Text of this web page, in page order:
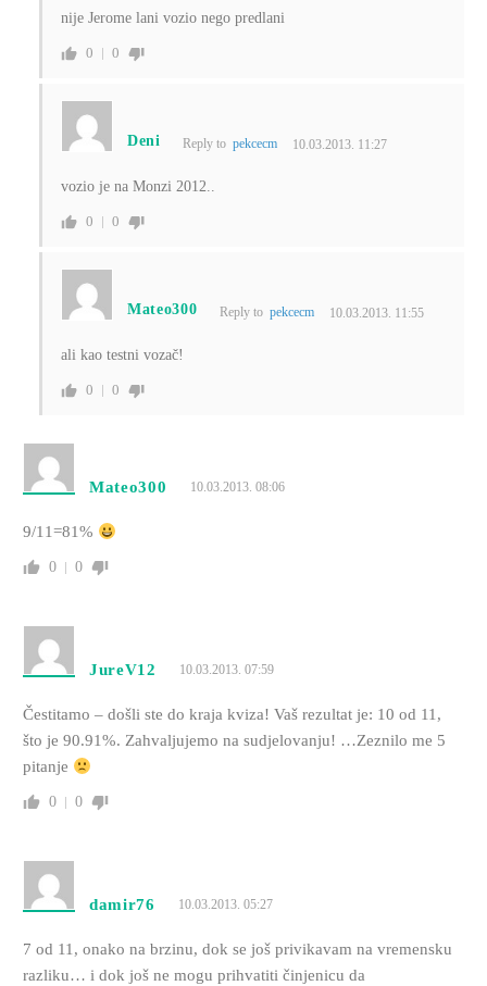
nije Jerome lani vozio nego predlani
0 0
Deni Reply to pekcecm 10.03.2013. 11:27
vozio je na Monzi 2012..
0 0
Mateo300 Reply to pekcecm 10.03.2013. 11:55
ali kao testni vozač!
0 0
Mateo300 10.03.2013. 08:06
9/11=81%
0 0
JureV12 10.03.2013. 07:59
Čestitamo – došli ste do kraja kviza! Vaš rezultat je: 10 od 11,
što je 90.91%. Zahvaljujemo na sudjelovanju! …Zeznilo me 5
pitanje
0 0
damir76 10.03.2013. 05:27
7 od 11, onako na brzinu, dok se još privikavam na vremensku
razliku… i dok još ne mogu prihvatiti činjenicu da